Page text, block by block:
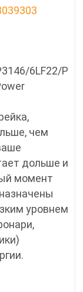
6LF22/P
чем
дольше и
момент
уровнем